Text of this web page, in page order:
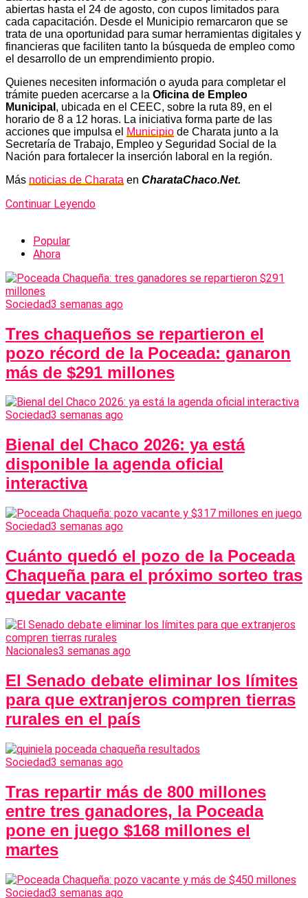
abiertas hasta el 24 de agosto, con cupos limitados para
cada capacitación. Desde el Municipio remarcaron que se
trata de una oportunidad para sumar herramientas digitales y
financieras que faciliten tanto la búsqueda de empleo como
el desarrollo de un emprendimiento propio.
Quienes necesiten información o ayuda para completar el
trámite pueden acercarse a la Oficina de Empleo
Municipal , ubicada en el CEEC, sobre la ruta 89, en el
horario de 8 a 12 horas. La iniciativa forma parte de las
acciones que impulsa el Municipio de Charata junto a la
Secretaría de Trabajo, Empleo y Seguridad Social de la
Nación para fortalecer la inserción laboral en la región.
Más noticias de Charata en CharataChaco.Net.
Continuar Leyendo
Popular
Ahora
Sociedad3 semanas ago
Tres chaqueños se repartieron el
pozo récord de la Poceada: ganaron
más de $291 millones
Sociedad3 semanas ago
Bienal del Chaco 2026: ya está
disponible la agenda oficial
interactiva
Sociedad3 semanas ago
Cuánto quedó el pozo de la Poceada
Chaqueña para el próximo sorteo tras
quedar vacante
Nacionales3 semanas ago
El Senado debate eliminar los límites
para que extranjeros compren tierras
rurales en el país
Sociedad3 semanas ago
Tras repartir más de 800 millones
entre tres ganadores, la Poceada
pone en juego $168 millones el
martes
Sociedad3 semanas ago